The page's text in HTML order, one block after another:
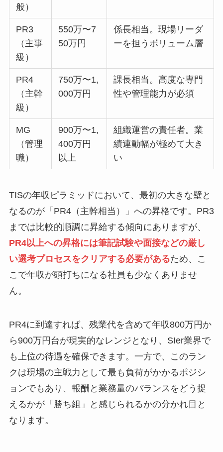
般）
PR3
（主事
級）
550万〜7
50万円
係長相当。現場リーダ
ーを担うボリューム層
PR4
（主幹
級）
750万〜1,
000万円
課長相当。高度な専門
性や管理能力が必須
MG
（管理
職）
900万〜1,
400万円
以上
組織運営の責任者。業
績連動幅が極めて大き
い
TISの年収ピラミッドにおいて、最初の大きな壁と
なるのが「PR4（主幹相当）」への昇格です。PR3
までは比較的順調に昇給する傾向にありますが、
PR4以上への昇格には筆記試験や面接などの厳し
い選考プロセスをクリアする必要があるため、こ
こで年収が頭打ちになる社員も少なくありませ
ん。
PR4に到達すれば、残業代を含めて年収800万円か
ら900万円台が現実的なレンジとなり、SIer業界で
も上位の待遇を確保できます。一方で、このラン
クは現場の主戦力として最も負荷がかかるポジシ
ョンでもあり、報酬と業務量のバランスをどう捉
えるかが「勝ち組」と感じられるかの分かれ目と
なります。